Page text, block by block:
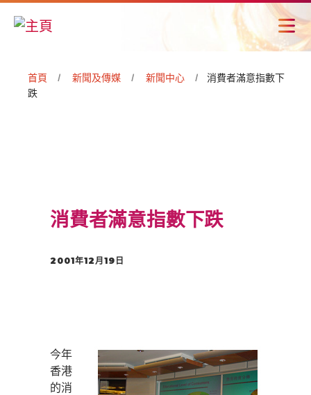
首頁 新聞及傳媒 新聞中心
消費者滿意指數下
跌
消費者滿意指數下跌
2001年12月19日
今年
香港
的消